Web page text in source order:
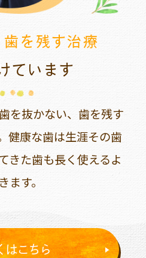
歯を残す治療
ています
を抜かない、歯を残す
健康な歯は生涯その歯
きた歯も長く使えるよ
ます。
はこちら